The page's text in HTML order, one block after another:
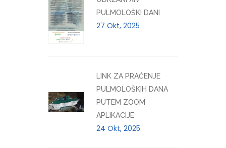
PULMOLOŠKI DANI
27 Okt, 2025
LINK ZA PRAĆENJE
PULMOLOŠKIH DANA
PUTEM ZOOM
APLIKACIJE
24 Okt, 2025